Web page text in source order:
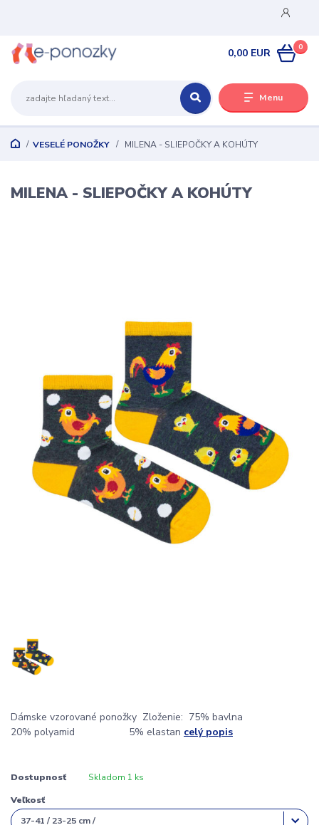
Menu
0
0,00 EUR
VESELÉ PONOŽKY MILENA - SLIEPOČKY A KOHÚTY
MILENA - SLIEPOČKY A KOHÚTY
Dámske vzorované ponožky Zloženie: 75% bavlna
20% polyamid 5% elastan celý popis
Dostupnosť Skladom 1 ks
Veľkosť